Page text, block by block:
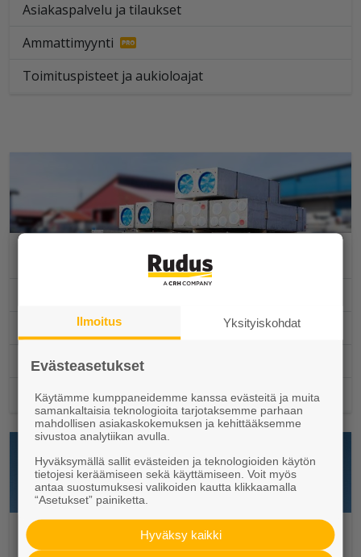
Asiakaspalvelu ja tilaukset
Ammattimyynti
Toimituspisteet ja aukioloajat
Toimituspisteet ja aukioloajat
Suunnittelu
Työmaapalvelut
Julkisivuelementit
Ilmoitus Yksityiskohdat
Evästeasetukset
Käytämme kumppaneidemme kanssa evästeitä ja muita
samankaltaisia teknologioita tarjotaksemme parhaan
mahdollisen asiakaskokemuksen ja kehittääksemme
sivustoa analytiikan avulla.
Hyväksymällä sallit evästeiden ja teknologioiden käytön
tietojesi keräämiseen sekä käyttämiseen. Voit myös
antaa suostumuksesi valikoiden kautta klikkaamalla
“Asetukset” painiketta.
Hyväksy kaikki